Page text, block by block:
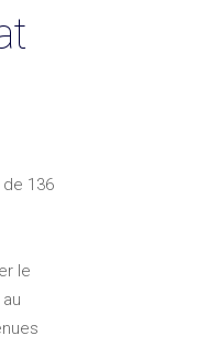
136
le